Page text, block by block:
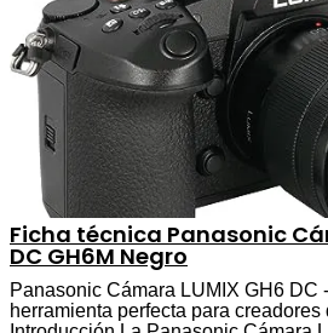
Ficha técnica Panasonic
DC GH6M Negro
Panasonic Cámara LUMIX GH6 DC
herramienta perfecta para creadores